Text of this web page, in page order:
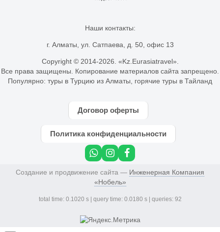
Наши контакты:
г. Алматы, ул. Сатпаева, д. 50, офис 13
Copyright © 2014-2026. «Kz.Eurasiatravel».
Все права защищены. Копирование материалов сайта запрещено.
Популярно: туры в Турцию из Алматы горячие туры в Тайланд
Договор оферты
Политика конфиденциальности
Создание и продвижение сайта — Инженерная Компания
«Нобель»
total time: 0.1020 s | query time: 0.0180 s | queries: 92